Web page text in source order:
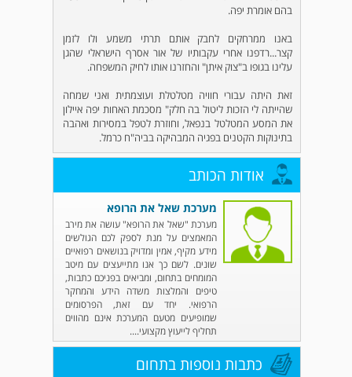
בהם אומרת יפה.
באנו ממרחקים לחבק אותם תרתי משמע ולו לזמן
קצר...רדפנו אחרי עקבותיו של אור אסרף הישראלי שהגן
עלינו בגופו ב"צוק איתן" והחזרנו אותו לחיק המשפחה.
זאת היתה עבורי חוויה מטלטלת ועוצמתית ואני שמחה
שהייתה לי הזכות ליטול בה חלק" מסכמת האחות יפה איילון
את המסע המטלטל בנפאל, וחוזרת לטפל במסירות ואהבה
בתינוקות הקטנים בפגיה המבהיקה בביה"ח כרמל.
אודות הכותב
מערכת שאל את הרופא
מערכת "שאל את הרופא" עושה את מירב
המאמצים על מנת לספק לכם הגולשים
מידע מקיף, אמין ומדויק בנושאים רפואיים
שונים. לשם כך אנו מתייעצים עם מיטב
המומחים בתחום, ומביאים בפניכם כתבות,
טיפים והמלצות משדה הידע והמחקר
הרפואי. יחד עם זאת, הפרסומים
שמופיעים מטעם המערכת אינם מהווים
תחליף לייעוץ מקצועי....
כתבות נוספות בתחום